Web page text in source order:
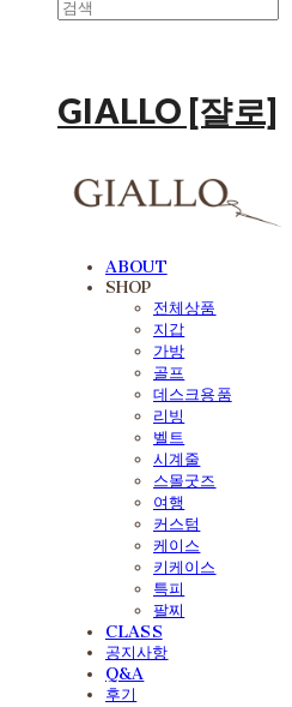
GIALLO [쟐로]
ABOUT
SHOP
전체상품
지갑
가방
골프
데스크용품
리빙
벨트
시계줄
스몰굿즈
여행
커스텀
케이스
키케이스
특피
팔찌
CLASS
공지사항
Q&A
후기